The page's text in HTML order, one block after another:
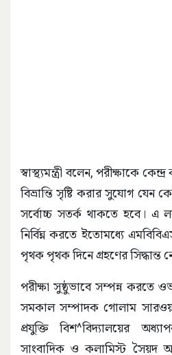
স্বাস্থ্যমন্ত্রী বলেন, পরীক্ষাকে
বিভ্রান্তি সৃষ্টি করার সুযোগ যেন
সর্বোচ্চ সতর্ক থাকতে হবে। এ
নির্বিঘ্ন করতে ইতোমধ্যে
পৃথক পৃথক দিনে গ্রহণের সিদ্ধান্ত
পরীক্ষা সুষ্ঠুভাবে সম্পন্ন করতে
সমকাল সম্পাদক গোলাম
প্রযুক্তি বিশ^বিদ্যালয়ের
সাংবাদিক ও কলামিস্ট